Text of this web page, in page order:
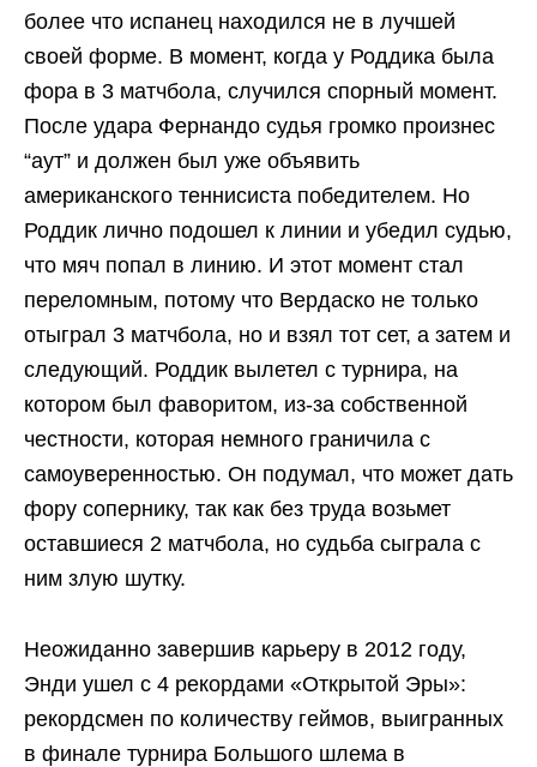
более что испанец находился не в лучшей
своей форме. В момент, когда у Роддика была
фора в 3 матчбола, случился спорный момент.
После удара Фернандо судья громко произнес
“аут” и должен был уже объявить
американского теннисиста победителем. Но
Роддик лично подошел к линии и убедил судью,
что мяч попал в линию. И этот момент стал
переломным, потому что Вердаско не только
отыграл 3 матчбола, но и взял тот сет, а затем и
следующий. Роддик вылетел с турнира, на
котором был фаворитом, из-за собственной
честности, которая немного граничила с
самоуверенностью. Он подумал, что может дать
фору сопернику, так как без труда возьмет
оставшиеся 2 матчбола, но судьба сыграла с
ним злую шутку.
Неожиданно завершив карьеру в 2012 году,
Энди ушел с 4 рекордами «Открытой Эры»:
рекордсмен по количеству геймов, выигранных
в финале турнира Большого шлема в